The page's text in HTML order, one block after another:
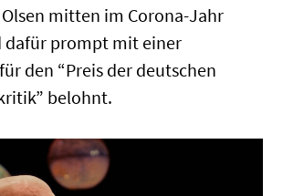
mitten im Corona-Jahr
dafür prompt mit einer
den “Preis der deutschen
belohnt.